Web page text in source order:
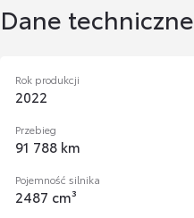
Dane techniczne
Rok produkcji
2022
Przebieg
91 788 km
Pojemność silnika
2487 cm³